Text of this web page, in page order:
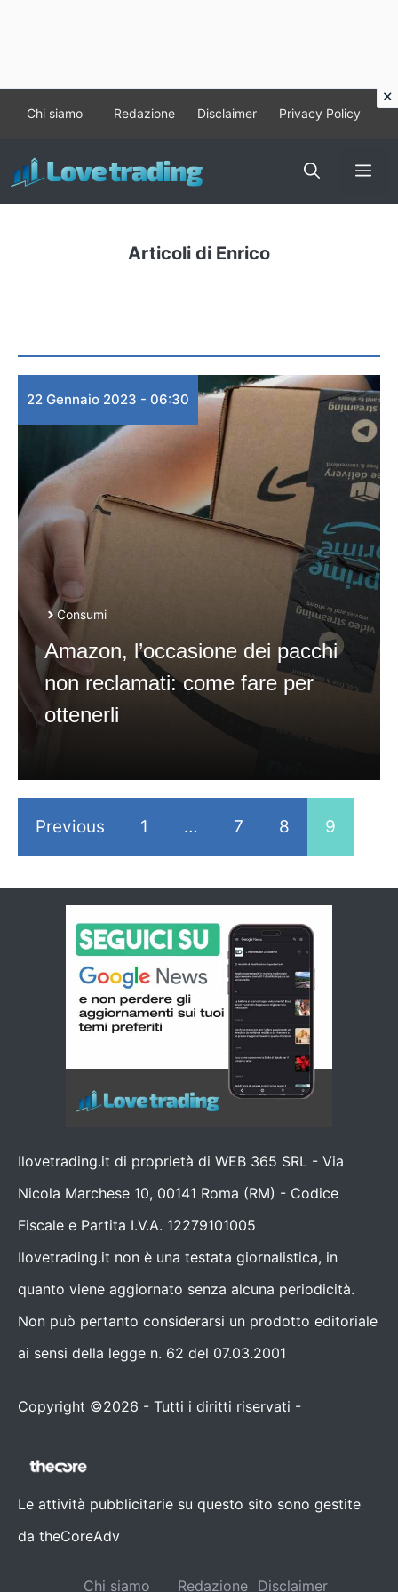
contenuto
Chi siamo Redazione Disclaimer Privacy Policy
Articoli di Enrico
22 Gennaio 2023 - 06:30
Consumi
Amazon, l’occasione dei pacchi
non reclamati: come fare per
ottenerli
Previous 1 … 7 8 9
Ilovetrading.it di proprietà di WEB 365 SRL - Via
Nicola Marchese 10, 00141 Roma (RM) - Codice
Fiscale e Partita I.V.A. 12279101005
Ilovetrading.it non è una testata giornalistica, in
quanto viene aggiornato senza alcuna periodicità.
Non può pertanto considerarsi un prodotto editoriale
ai sensi della legge n. 62 del 07.03.2001
Copyright ©2026 - Tutti i diritti riservati -
Le attività pubblicitarie su questo sito sono gestite
da theCoreAdv
Chi siamo Redazione Disclaimer